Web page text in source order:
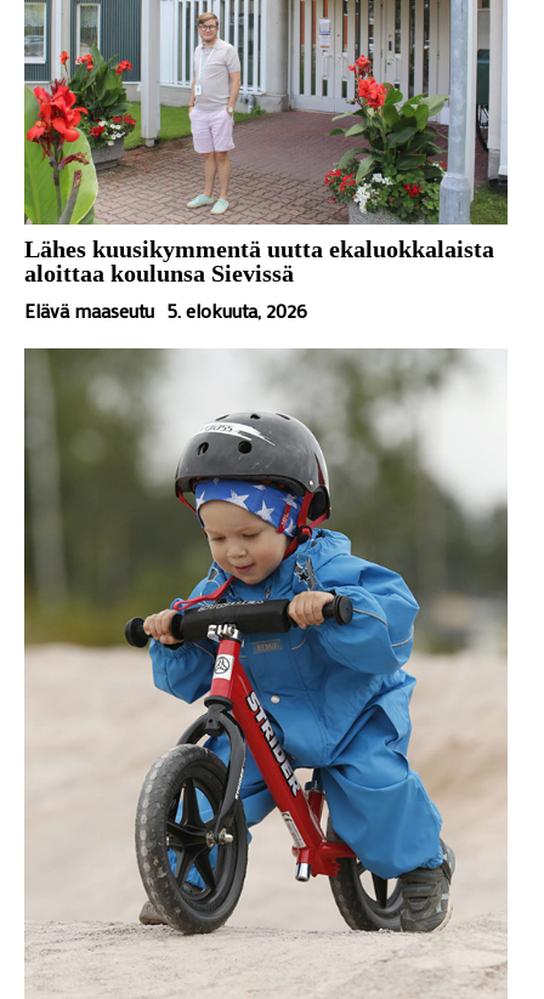
Lähes kuusikymmentä uutta ekaluokkalaista
aloittaa koulunsa Sievissä
Elävä maaseutu 5. elokuuta, 2026